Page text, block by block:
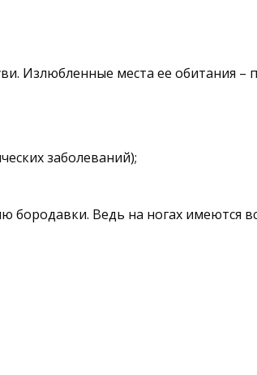
Излюбленные места ее обитания –
заболеваний);
Ведь на ногах имеются